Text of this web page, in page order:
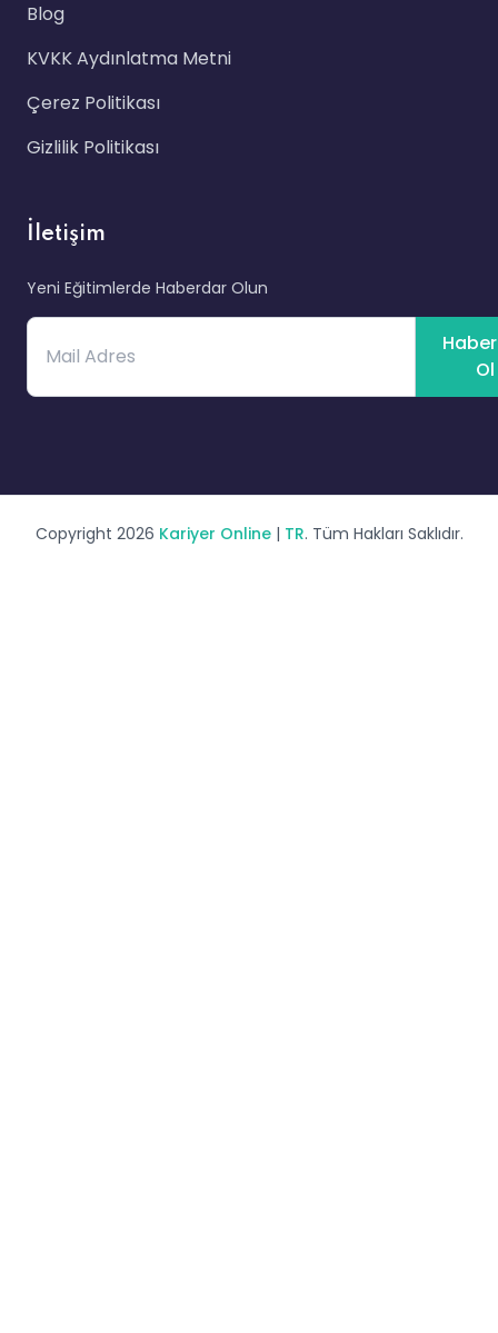
Blog
KVKK Aydınlatma Metni
Çerez Politikası
Gizlilik Politikası
İletişim
Yeni Eğitimlerde Haberdar Olun
Ol
Copyright 2026 Kariyer Online| TR. Tüm Hakları Saklıdır.